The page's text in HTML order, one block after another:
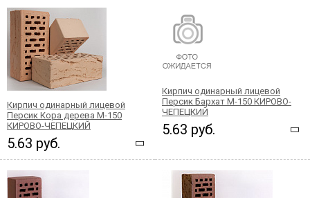
Кирпич одинарный лицевой
Персик Кора дерева М-150
КИРОВО-ЧЕПЕЦКИЙ
5.63 руб.
Кирпич одинарный лицевой
Персик Бархат М-150 КИРОВО-
ЧЕПЕЦКИЙ
5.63 руб.